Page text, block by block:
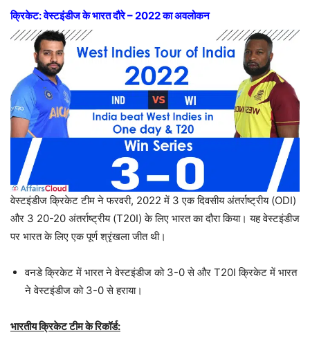
क्रिकेट: वेस्टइंडीज के भारत दौरे – 2022 का अवलोकन
वेस्टइंडीज क्रिकेट टीम ने फरवरी, 2022 में 3 एक दिवसीय अंतर्राष्ट्रीय (ODI)
और 3 20-20 अंतर्राष्ट्रीय (T20I) के लिए भारत का दौरा किया। यह वेस्टइंडीज
पर भारत के लिए एक पूर्ण श्रृंखला जीत थी।
वनडे क्रिकेट में भारत ने वेस्टइंडीज को 3-0 से और T20I क्रिकेट में भारत
ने वेस्टइंडीज को 3-0 से हराया।
भारतीय क्रिकेट टीम के रिकॉर्ड: